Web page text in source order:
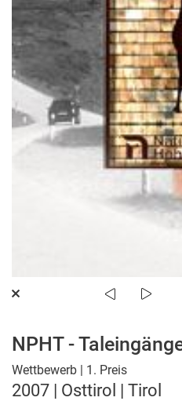
NPHT -
Wettbewerb | 1. Preis
2007 | Osttirol | Tirol